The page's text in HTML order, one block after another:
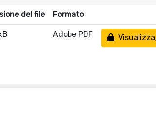
del file Formato
Adobe PDF